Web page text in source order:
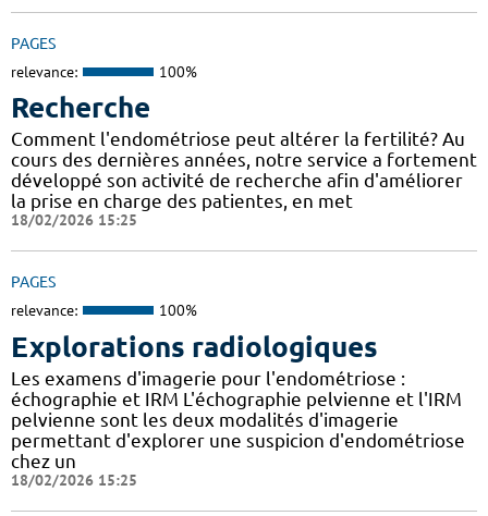
PAGES
relevance: 100%
Recherche
Comment l'endométriose peut altérer la fertilité? Au
cours des dernières années, notre service a fortement
développé son activité de recherche afin d'améliorer
la prise en charge des patientes, en met
18/02/2026 15:25
PAGES
relevance: 100%
Explorations radiologiques
Les examens d'imagerie pour l'endométriose :
échographie et IRM L'échographie pelvienne et l'IRM
pelvienne sont les deux modalités d'imagerie
permettant d'explorer une suspicion d'endométriose
chez un
18/02/2026 15:25